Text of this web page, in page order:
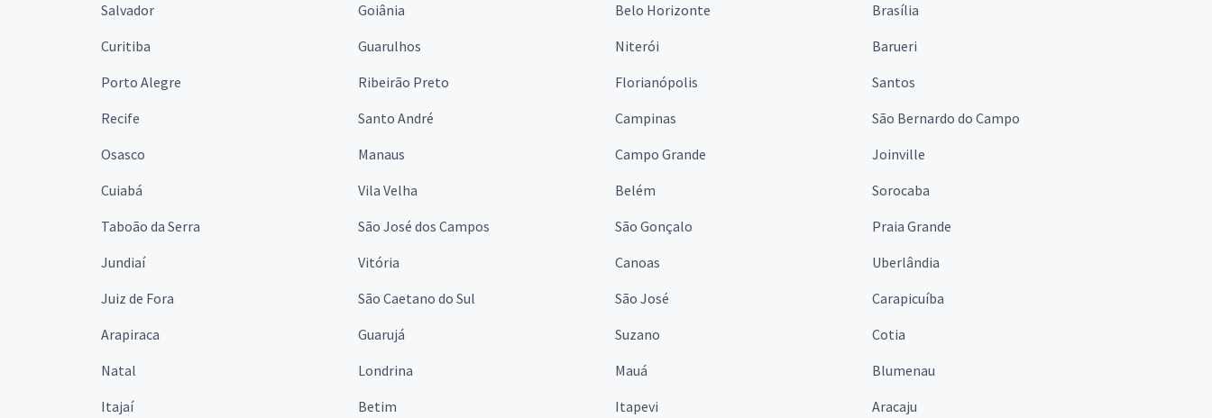
Salvador
Goiânia Belo Horizonte
Brasília
Curitiba
Guarulhos Niterói
Barueri
Porto Alegre
Ribeirão Preto Florianópolis
Santos
Recife
Santo André Campinas
São Bernardo do Campo
Osasco
Manaus Campo Grande
Joinville
Cuiabá
Vila Velha Belém
Sorocaba
Taboão da Serra
São José dos Campos São Gonçalo
Praia Grande
Jundiaí
Vitória Canoas
Uberlândia
Juiz de Fora
São Caetano do Sul São José
Carapicuíba
Arapiraca
Guarujá Suzano
Cotia
Natal
Londrina Mauá
Blumenau
Itajaí
Betim Itapevi
Aracaju